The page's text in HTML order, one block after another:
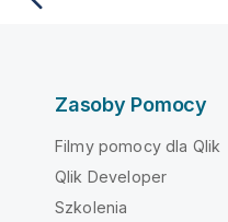
Zasoby Pomocy
Filmy pomocy dla Qlik
Qlik Developer
Szkolenia